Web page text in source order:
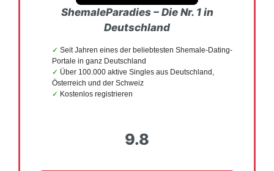
ShemaleParadies – Die Nr. 1 in
Deutschland
Seit Jahren eines der beliebtesten Shemale-Dating-
Portale in ganz Deutschland
Über 100.000 aktive Singles aus Deutschland,
Österreich und der Schweiz
Kostenlos registrieren
9.8